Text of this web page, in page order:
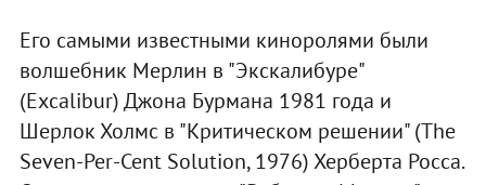
Его самыми известными киноролями были
волшебник Мерлин в "Экскалибуре"
(Excalibur) Джона Бурмана 1981 года и
Шерлок Холмс в "Критическом решении" (The
Seven-Per-Cent Solution, 1976) Херберта Росса.